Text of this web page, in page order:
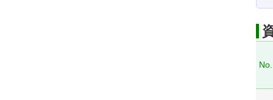
No.